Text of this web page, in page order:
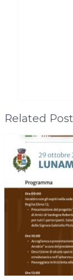
Related